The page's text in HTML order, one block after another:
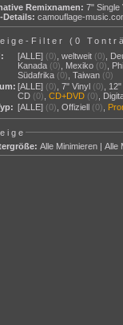
Remixnamen:
Details: camouflage-
Filter (0
[ALLE] (0) ,weltweit (0)
Kanada (0) Mexiko (0)
Südafrika (0) ,Taiwan (0)
[ALLE] (0) ,7" Vinyl (0)
CD (0) ,CD+DVD (0)
[ALLE] (0) ,Offiziell (0)
Alle Minimieren |Alle